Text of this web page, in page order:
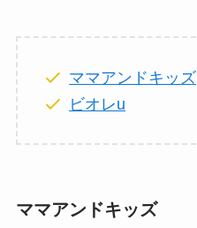
ママアンドキッズ
ビオレu
ママアンドキッズ